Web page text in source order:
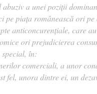
a unei poziții
pe piața românească ori
anticoncurențiale, care
ori prejudicierea
în:
comerciali, a unor
fel, unora dintre ei, un